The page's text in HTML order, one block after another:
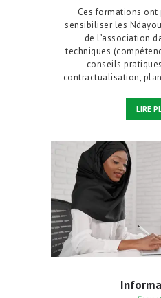
Ces formations
sensibiliser les
de l’association
techniques
conseils
contractualisation,
LIRE